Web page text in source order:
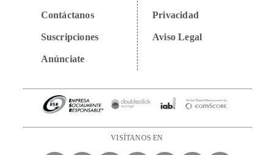
Contáctanos
Suscripciones
Anúnciate
Privacidad
Aviso Legal
VISÍTANOS EN